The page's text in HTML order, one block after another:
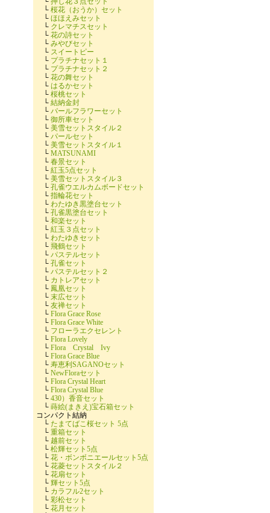
└ 桜花（おうか）セット
└ ほほえみセット
└ クレマチスセット
└ 花の詩セット
└ みやびセット
└ スイートピー
└ プラチナセット１
└ プラチナセット２
└ 花の舞セット
└ はるかセット
└ 桜桃セット
└ 結納金封
└ パールフラワーセット
└ 御所車セット
└ 美雪セットスタイル２
└ パールセット
└ 美雪セットスタイル１
└ MATSUNAMI
└ 春景セット
└ 紅玉5点セット
└ 美雪セットスタイル３
└ 孔雀ウエルカムボードセット
└ 指輪花セット
└ わたゆき黒塗台セット
└ 孔雀黒塗台セット
└ 和楽セット
└ 紅玉３点セット
└ わたゆきセット
└ 飛鶴セット
└ パステルセット
└ 孔雀セット
└ パステルセット２
└ カトレアセット
└ 鳳凰セット
└ 末広セット
└ 友禅セット
└ Flora Grace Rose
└ Flora Grace White
└ フローラエクセレント
└ Flora Lovely
└ Flora Crystal Ivy
└ Flora Grace Blue
└ 寿恵利SAGANOセット
└ NewFloraセット
└ Flora Crystal Heart
└ Flora Crystal Blue
└ 430）香音セット
└ 蒔絵(まきえ)宝石箱セット
コンパクト結納
└ たまてばこ桜セット 5点
└ 重箱セット
└ 越前セット
└ 松輝セット5点
└ 花・ボンボニエールセット5点
└ 花菱セットスタイル２
└ 花扇セット
└ 輝セット5点
└ カラフル2セット
└ 彩松セット
└ 花月セット